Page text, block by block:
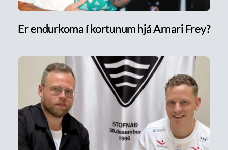
Er endurkoma í kortunum hjá Arnari Frey?